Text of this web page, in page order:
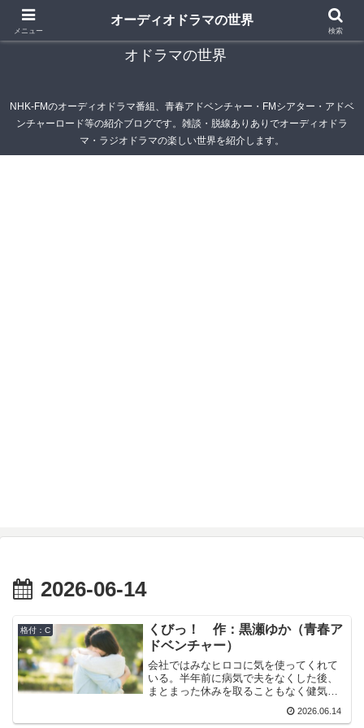
青春アドベンチャー雑記帳～オーディオドラマ・ラジ
オドラマの世界
NHK-FMのオーディオドラマ番組、青春アドベンチャー・FMシアター・アドベ
ンチャーロード等の紹介ブログです。雑談・脱線ありありでオーディオドラ
マ・ラジオドラマの楽しい世界を紹介します。
2026-06-14
格付：C
くびっ！ 作：黒瀬ゆか（青春ア
ドベンチャー）
会社ではみなヒロコに気を使ってくれて
いる。半年前に病気で夫をなくした後、
まとまった休みを取ることもなく健気に
働き続けているから。しかしやはりヒロ
コの心の中にはぽっかりと大きな穴が開
2026.06.14
メニュー
オーディオドラマの世界
検索